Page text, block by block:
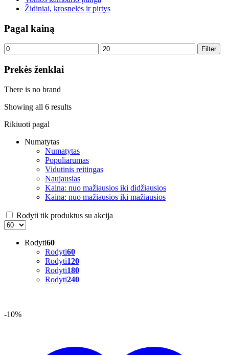
Židiniai, krosnelės ir pirtys
Pagal kainą
Min
price
Max
price
Filter
Prekės ženklai
There is no brand
Showing all 6 results
Rikiuoti pagal
Numatytas
Numatytas
Populiarumas
Vidutinis reitingas
Naujausias
Kaina: nuo mažiausios iki didžiausios
Kaina: nuo mažiausios iki mažiausios
Rodyti tik produktus su akcija
Rodyti60
Rodyti60
Rodyti120
Rodyti180
Rodyti240
-10%